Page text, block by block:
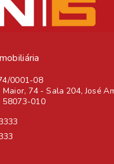
0001-08
74 - Sala 204, José
58073-010